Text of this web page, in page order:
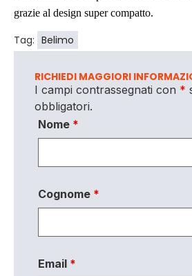
grazie al design super compatto.
Tag: Belimo
RICHIEDI MAGGIORI
I campi contrassegnati con *
obbligatori.
Nome *
Cognome *
Email *